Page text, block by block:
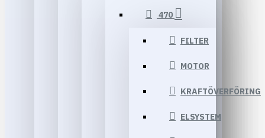
470
FILTER
MOTOR
KRAFTÖVERFÖRING
ELSYSTEM